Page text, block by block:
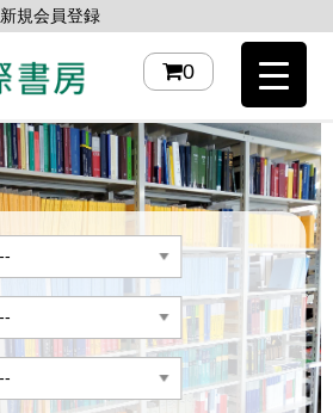
新規会員登録
0